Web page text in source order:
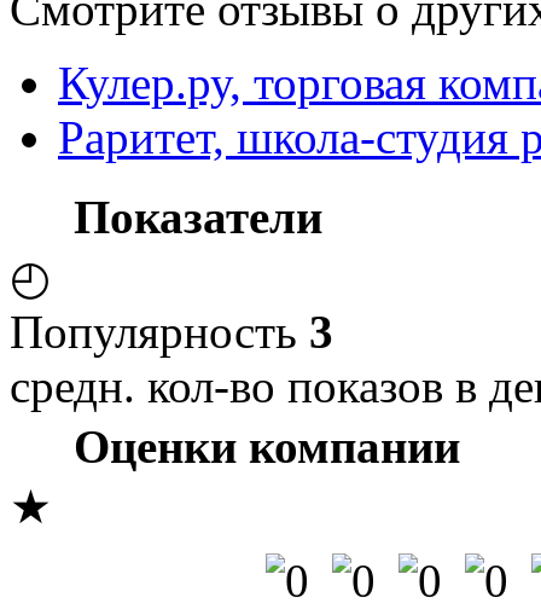
Кулер.ру, торговая
Раритет, школа-студия
Показатели
◴
Популярность 3
средн. кол-во показов в
Оценки компании
★